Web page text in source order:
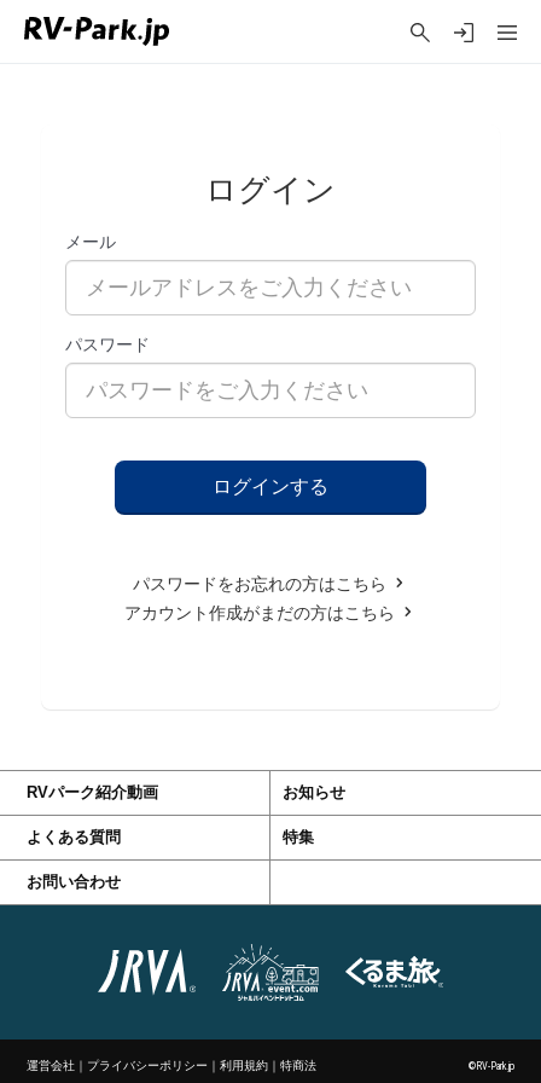
ログイン
メール
パスワード
パスワードをお忘れの方はこちら
アカウント作成がまだの方はこちら
RVパーク紹介動画 お知らせ
よくある質問 特集
お問い合わせ
運営会社 ｜ プライバシーポリシー ｜利用規約 ｜特商法 ©RV-Park.jp